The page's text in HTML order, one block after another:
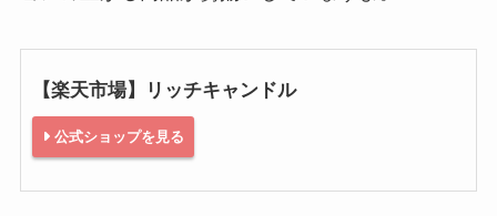
【楽天市場】リッチキャンドル
公式ショップを見る